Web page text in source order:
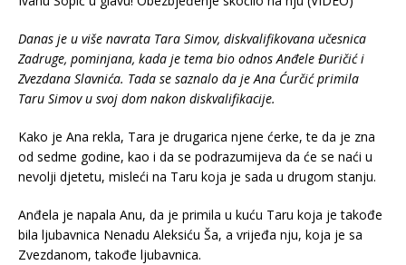
Danas je u više navrata Tara Simov, diskvalifikovana učesnica
Zadruge, pominjana, kada je tema bio odnos Anđele Đuričić i
Zvezdana Slavnića. Tada se saznalo da je Ana Ćurčić primila
Taru Simov u svoj dom nakon diskvalifikacije.
Kako je Ana rekla, Tara je drugarica njene ćerke, te da je zna
od sedme godine, kao i da se podrazumijeva da će se naći u
nevolji djetetu, misleći na Taru koja je sada u drugom stanju.
Anđela je napala Anu, da je primila u kuću Taru koja je takođe
bila ljubavnica Nenadu Aleksiću Ša, a vrijeđa nju, koja je sa
Zvezdanom, takođe ljubavnica.